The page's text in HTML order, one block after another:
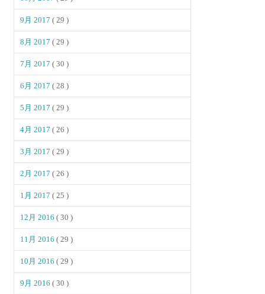
9月 2017( 29 )
8月 2017( 29 )
7月 2017( 30 )
6月 2017( 28 )
5月 2017( 29 )
4月 2017( 26 )
3月 2017( 29 )
2月 2017( 26 )
1月 2017( 25 )
12月 2016( 30 )
11月 2016( 29 )
10月 2016( 29 )
9月 2016( 30 )